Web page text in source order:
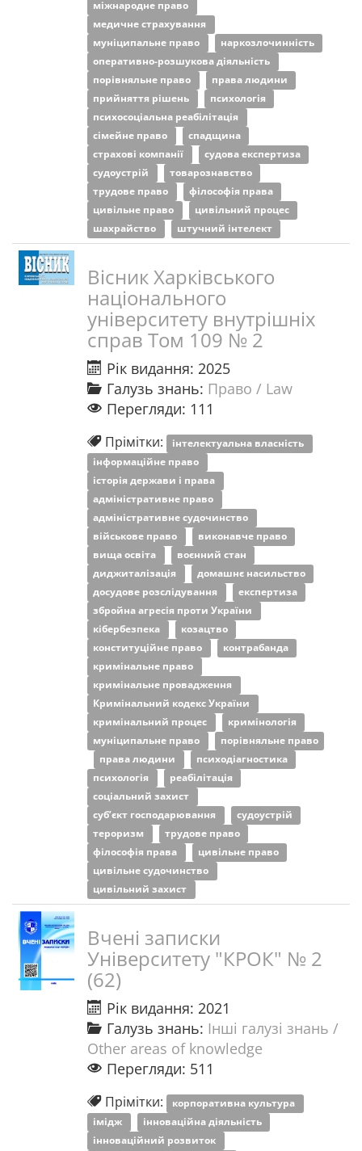
міжнародне право
медичне страхування
муніципальне право
наркозлочинність
оперативно-розшукова діяльність
порівняльне право
права людини
прийняття рішень
психологія
психосоціальна реабілітація
сімейне право
спадщина
страхові компанії
судова експертиза
судоустрій
товарознавство
трудове право
філософія права
цивільне право
цивільний процес
шахрайство
штучний інтелект
Вісник Харківського
національного
університету внутрішніх
справ Том 109 № 2
Рік видання: 2025
Галузь знань: Право / Law
Перегляди: 111
Прімітки: інтелектуальна власність
інформаційне право
історія держави і права
адміністративне право
адміністративне судочинство
військове право
виконавче право
вища освіта
воєнний стан
диджиталізація
домашнє насильство
досудове розслідування
експертиза
збройна агресія проти України
кібербезпека
козацтво
конституційне право
контрабанда
кримінальне право
кримінальне провадження
Кримінальний кодекс України
кримінальний процес
кримінологія
муніципальне право
порівняльне право
права людини
психодіагностика
психологія
реабілітація
соціальний захист
суб’єкт господарювання
судоустрій
тероризм
трудове право
філософія права
цивільне право
цивільне судочинство
цивільний захист
Вчені записки
Університету "КРОК" № 2
(62)
Рік видання: 2021
Галузь знань: Інші галузі знань /
Other areas of knowledge
Перегляди: 511
Прімітки: корпоративна культура
імідж
інноваційна діяльність
інноваційний розвиток